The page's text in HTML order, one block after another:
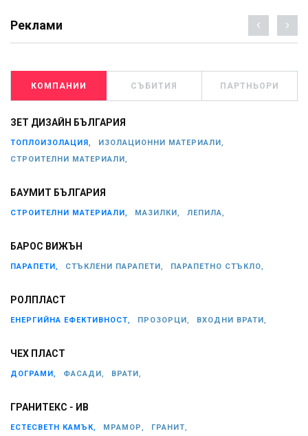
Реклами
КОМПАНИИ СЪБИТИЯ ПАРТНЬОРИ
ЗЕТ ДИЗАЙН БЪЛГАРИЯ
ТОПЛОИЗОЛАЦИЯ,
ИЗОЛАЦИОННИ МАТЕРИАЛИ,
СТРОИТЕЛНИ МАТЕРИАЛИ,
БАУМИТ БЪЛГАРИЯ
СТРОИТЕЛНИ МАТЕРИАЛИ, МАЗИЛКИ, ЛЕПИЛА,
БАРОС ВИЖЪН
ПАРАПЕТИ, СТЪКЛЕНИ ПАРАПЕТИ, ПАРАПЕТНО СТЪКЛО,
РОЛПЛАСТ
ЕНЕРГИЙНА ЕФЕКТИВНОСТ, ПРОЗОРЦИ, ВХОДНИ ВРАТИ,
ЧЕХ ПЛАСТ
ДОГРАМИ, ФАСАДИ, ВРАТИ,
ГРАНИТЕКС - ИВ
ЕСТЕСВЕТН КАМЪК, МРАМОР, ГРАНИТ,